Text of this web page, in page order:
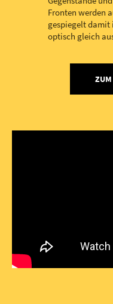
Fronten werden
gespiegelt damit
optisch gleich